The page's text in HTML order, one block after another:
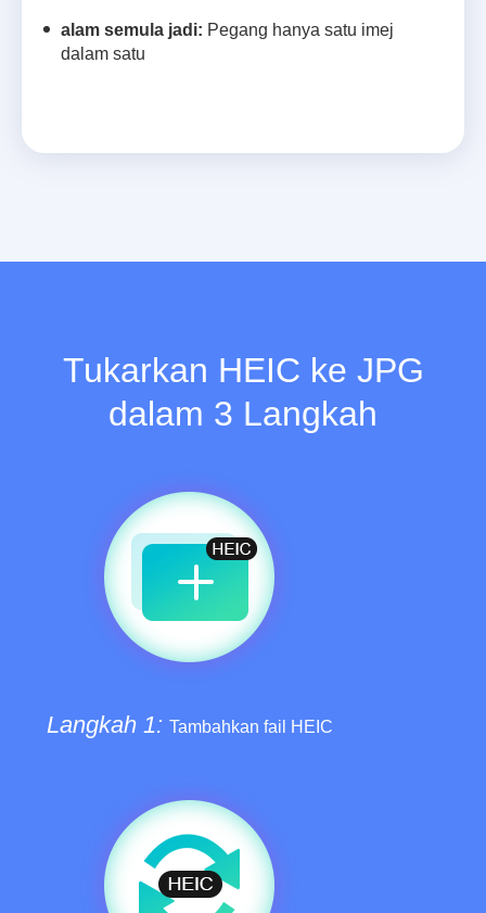
alam semula jadi: Pegang hanya satu imej
dalam satu
Tukarkan HEIC ke JPG
dalam 3 Langkah
Langkah 1: Tambahkan fail HEIC